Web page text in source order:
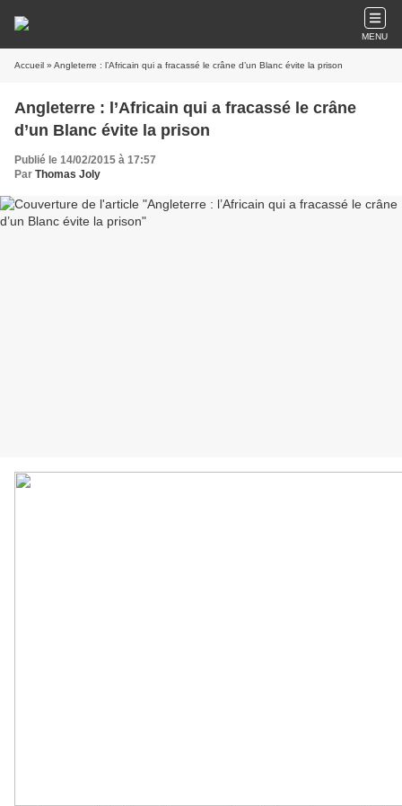
MENU
Accueil » Angleterre : l’Africain qui a fracassé le crâne d’un Blanc évite la prison
Angleterre : l’Africain qui a fracassé le crâne
d’un Blanc évite la prison
Publié le 14/02/2015 à 17:57
Par Thomas Joly